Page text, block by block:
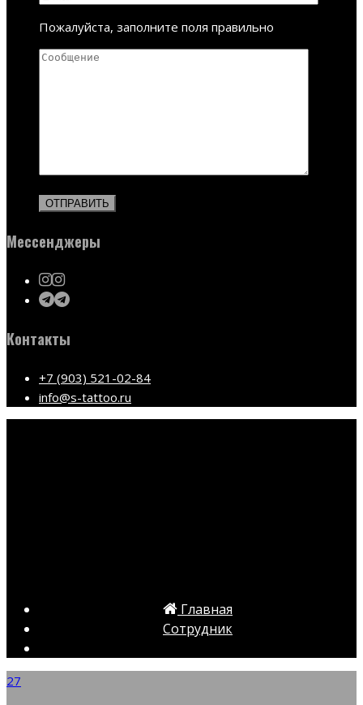
Пожалуйста, заполните поля правильно
Мессенджеры
Контакты
+7 (903) 521-02-84
info@s-tattoo.ru
Главная
Сотрудник
27